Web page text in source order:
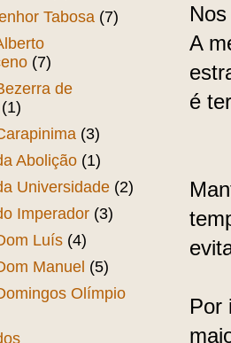
A
é
Por
Tabosa (7)
(7)
de
(1)
(3)
Abolição (1)
Universidade (2)
Imperador (3)
Luís (4)
Manuel (5)
Olímpio